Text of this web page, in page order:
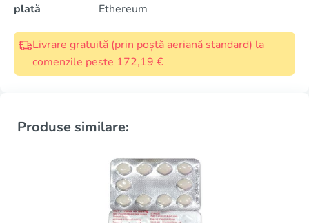
plată
Ethereum
Livrare gratuită (prin poștă aeriană standard) la
comenzile peste 172,19 €
Produse similare: